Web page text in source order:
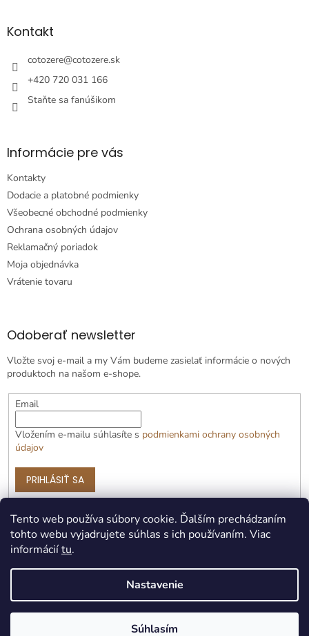
Tento web používa súbory cookie. Ďalším prechádzaním
tohto webu vyjadrujete súhlas s ich používaním. Viac
informáciítu.
Nastavenie
Súhlasím
äKontakt
cotozere@cotozere.sk
+420 720 031 166
Staňte sa fanúšikom
Informácie pre vás
Kontakty
Dodacie a platobné podmienky
Všeobecné obchodné podmienky
Ochrana osobných údajov
Reklamačný poriadok
Moja objednávka
Vrátenie tovaru
Odoberať newsletter
Vložte svoj e-mail a my Vám budeme zasielať informácie o nových
produktoch na našom e-shope.
Email
Vložením e-mailu súhlasíte s podmienkami ochrany osobných
údajov
PRIHLÁSIŤ SA
Vytvoril Shoptet Premium
Čotožere.sk. Všetky práva vyhradené.